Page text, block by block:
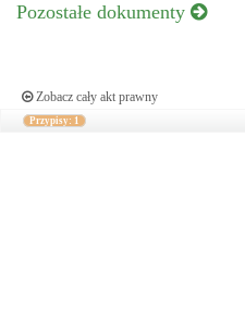
Pozostałe dokumenty
Zobacz cały akt prawny
Przypisy: 1